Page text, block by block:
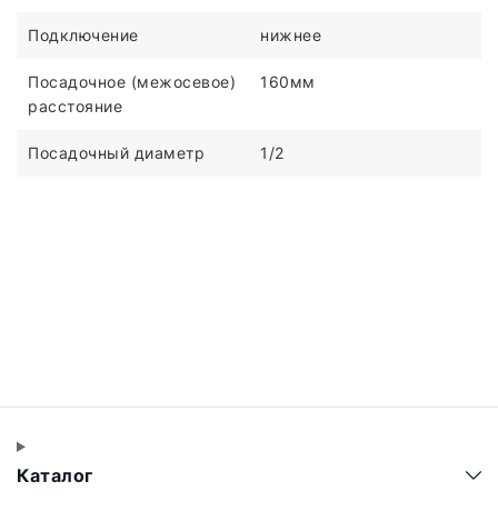
Подключение нижнее
Посадочное (межосевое)
расстояние
160мм
Посадочный диаметр 1/2
Каталог